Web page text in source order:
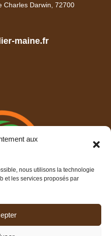
aux
nous utilisons la technologie
et les services proposés par
Charles Darwin, 72700
maine.fr